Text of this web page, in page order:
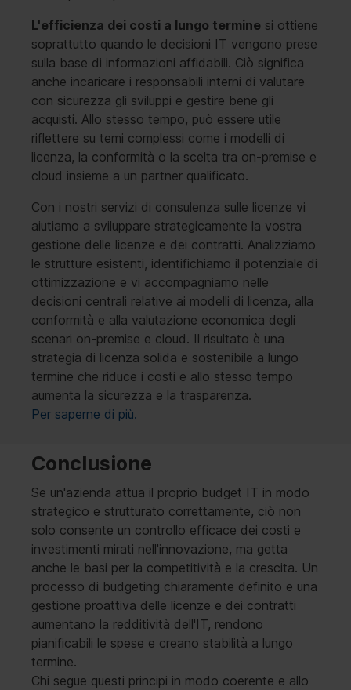
L'efficienza dei costi a lungo termine si ottiene
soprattutto quando le decisioni IT vengono prese
sulla base di informazioni affidabili. Ciò significa
anche incaricare i responsabili interni di valutare
con sicurezza gli sviluppi e gestire bene gli
acquisti. Allo stesso tempo, può essere utile
riflettere su temi complessi come i modelli di
licenza, la conformità o la scelta tra on-premise e
cloud insieme a un partner qualificato.
Con i nostri servizi di consulenza sulle licenze vi
aiutiamo a sviluppare strategicamente la vostra
gestione delle licenze e dei contratti. Analizziamo
le strutture esistenti, identifichiamo il potenziale di
ottimizzazione e vi accompagniamo nelle
decisioni centrali relative ai modelli di licenza, alla
conformità e alla valutazione economica degli
scenari on-premise e cloud. Il risultato è una
strategia di licenza solida e sostenibile a lungo
termine che riduce i costi e allo stesso tempo
aumenta la sicurezza e la trasparenza.
Per saperne di più.
Conclusione
Se un'azienda attua il proprio budget IT in modo
strategico e strutturato correttamente, ciò non
solo consente un controllo efficace dei costi e
investimenti mirati nell'innovazione, ma getta
anche le basi per la competitività e la crescita. Un
processo di budgeting chiaramente definito e una
gestione proattiva delle licenze e dei contratti
aumentano la redditività dell'IT, rendono
pianificabili le spese e creano stabilità a lungo
termine.
Chi segue questi principi in modo coerente e allo